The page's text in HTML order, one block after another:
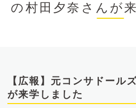
大
の村田夕奈さんが
【広報】元コンサドール
が来学しました